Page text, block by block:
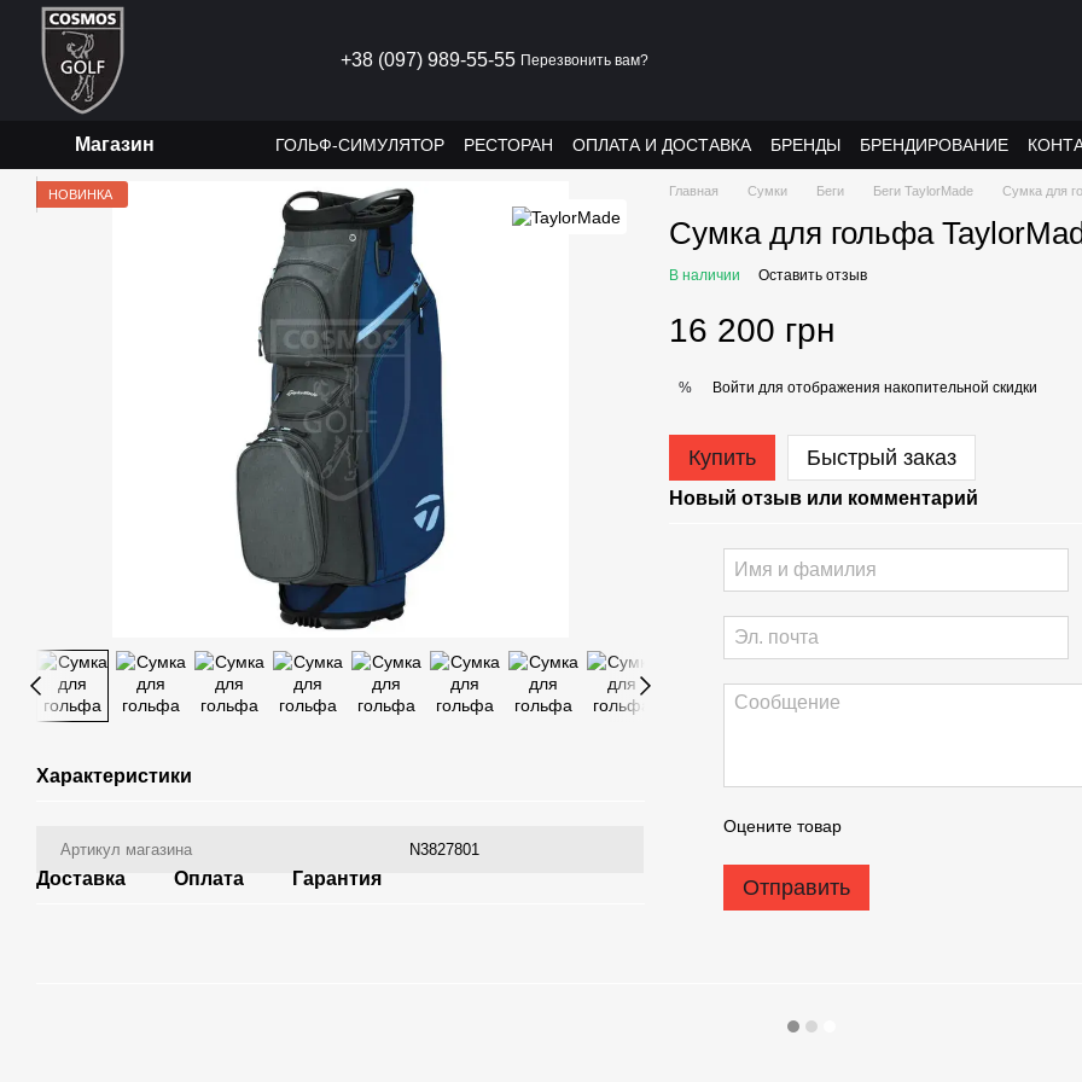
Перейти к основному контенту
+38 (097) 989-55-55 Перезвонить вам?
Магазин ГОЛЬФ-СИМУЛЯТОР РЕСТОРАН ОПЛАТА И ДОСТАВКА БРЕНДЫ БРЕНДИРОВАНИЕ
НОВИНКА
Характеристики
Артикул магазина N3827801
Доставка Оплата Гарантия
Главная Сумки Беги Беги TaylorMade Сумка для
Сумка для гольфа
В наличии Оставить отзыв
16 200 грн
% Войти для отображения накопительной скидки
Купить Быстрый заказ
Новый отзыв или комментарий
Оцените товар
Отправить